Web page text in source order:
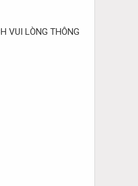
VUI LÒNG THÔNG